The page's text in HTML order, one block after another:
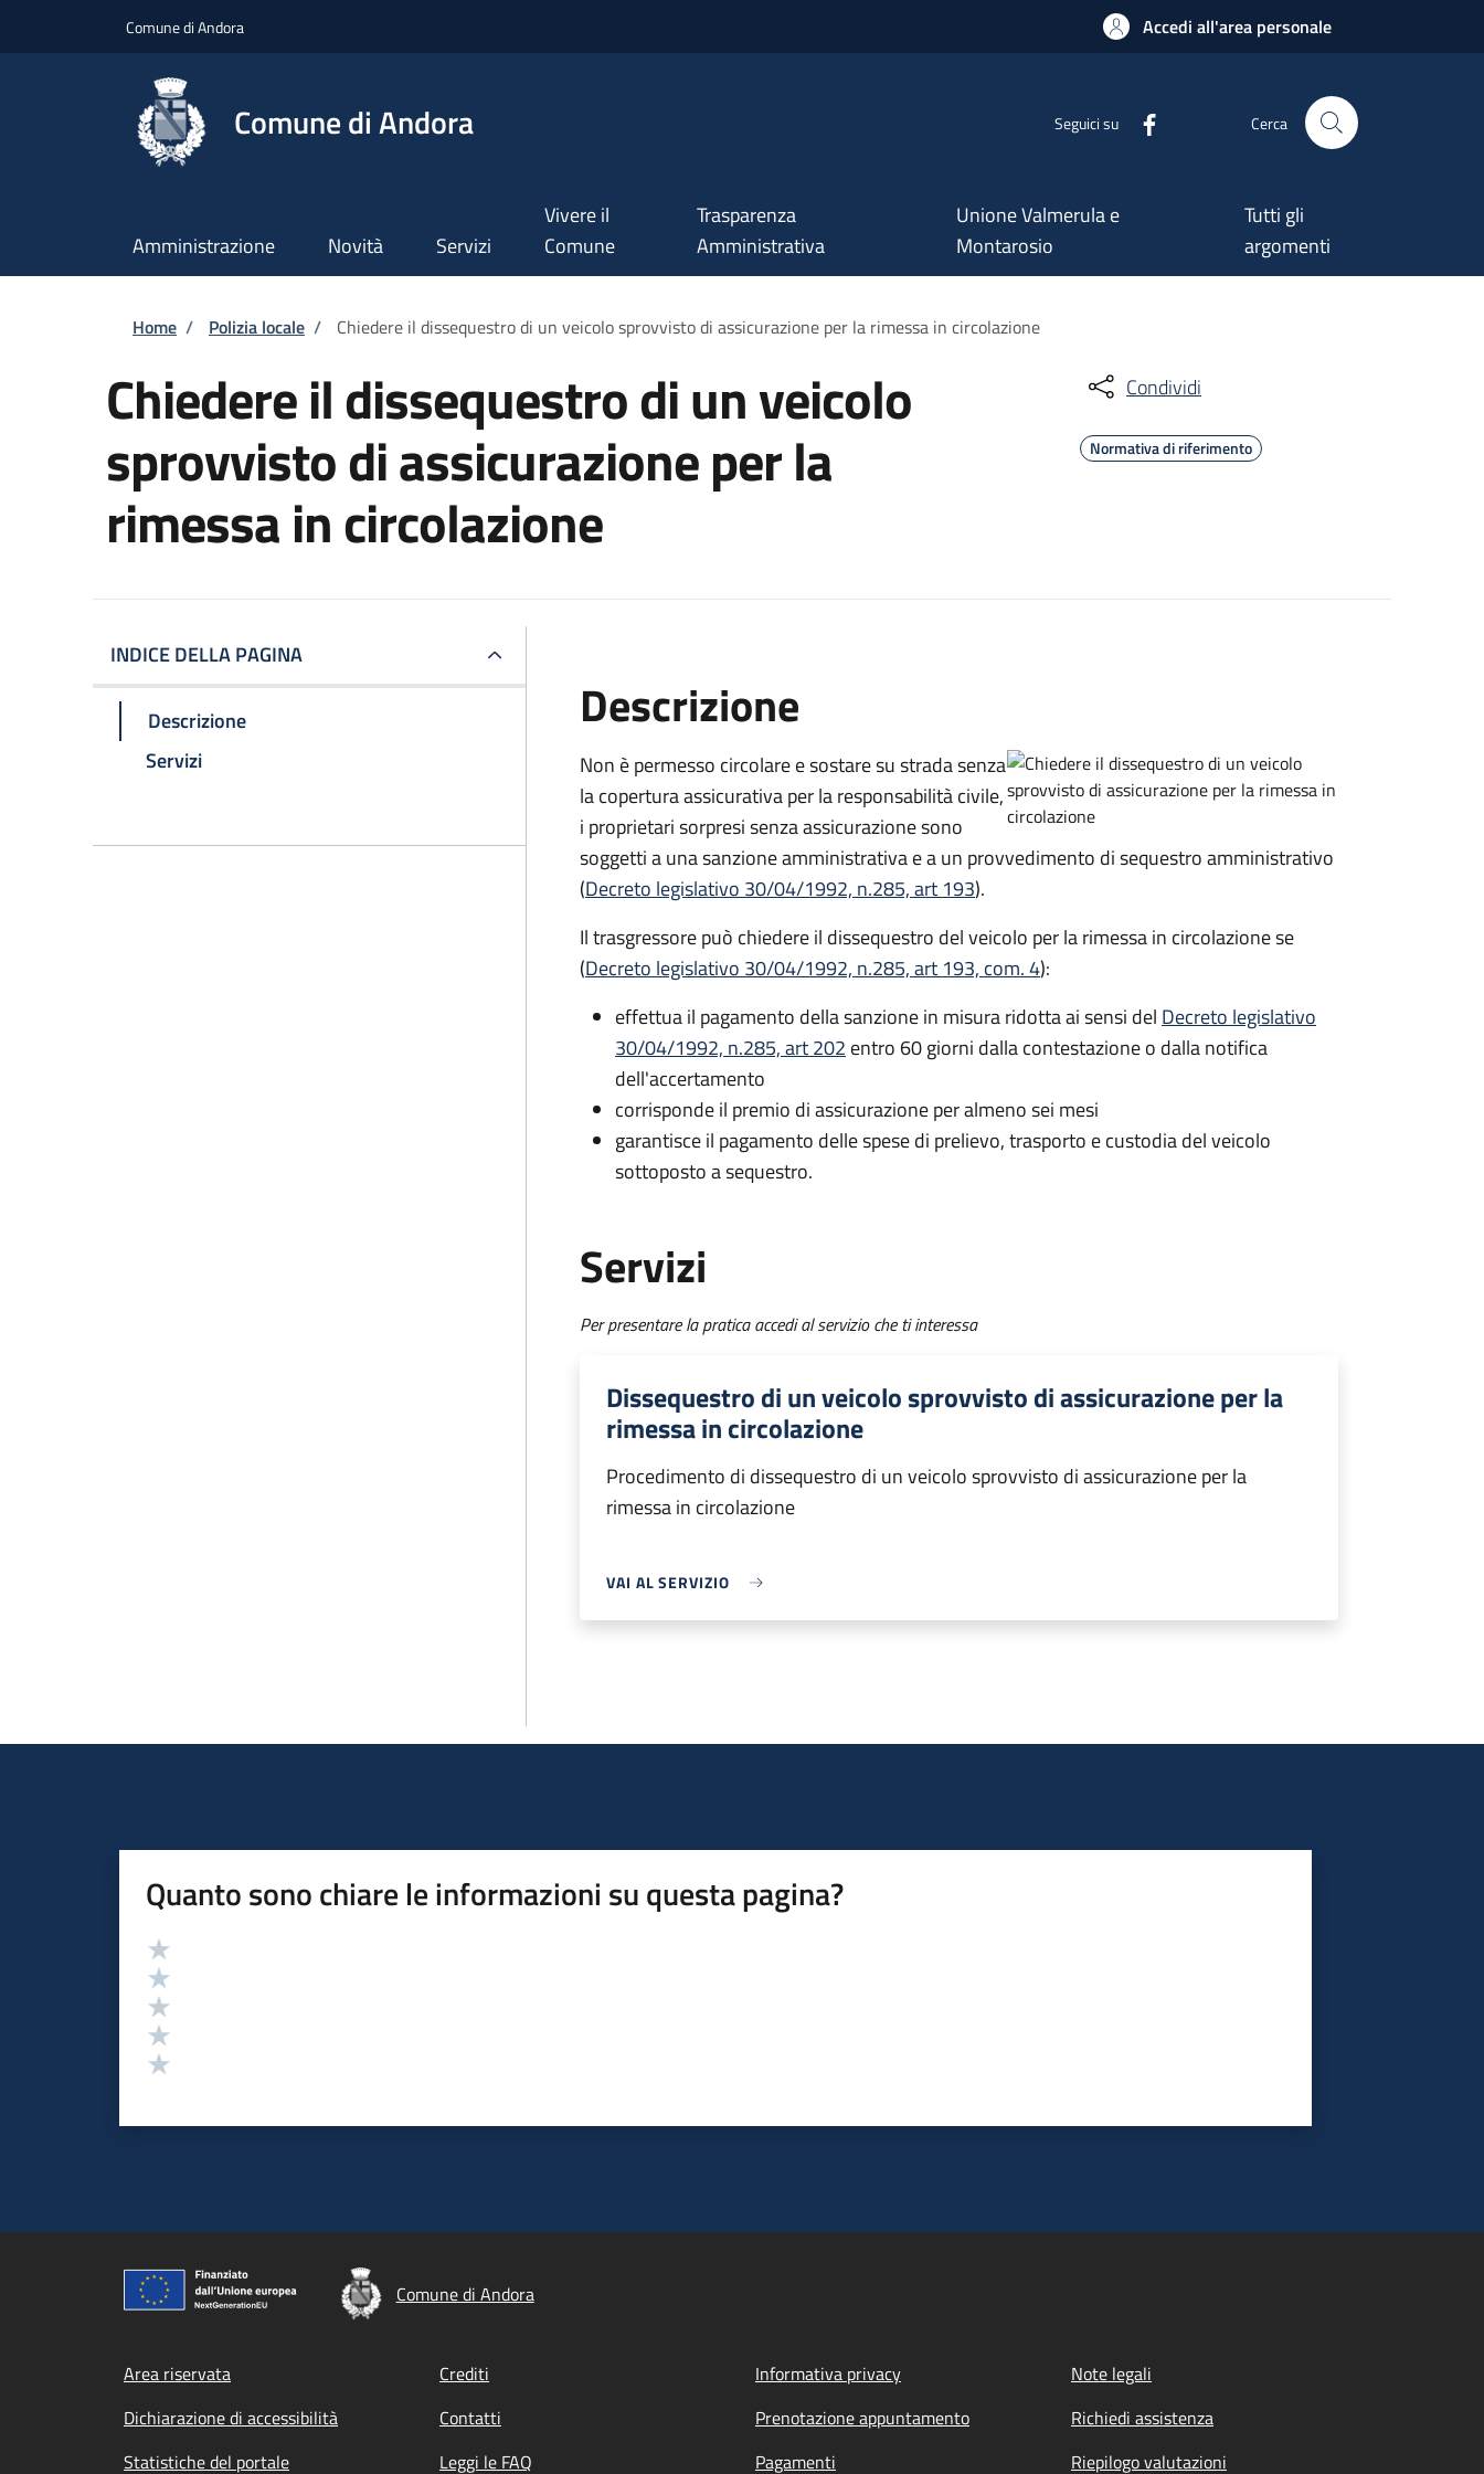
Comune di Andora Accedi all'area personale
Comune di Andora Seguici su Cerca
Amministrazione Novità Servizi
Vivere il
Comune
Trasparenza
Amministrativa
Unione Valmerula e
Montarosio
Tutti gli
argomenti
Briciole di pane
Home / Polizia locale / Chiedere il dissequestro di un veicolo sprovvisto di assicurazione per la rimessa in circolazione
Chiedere il dissequestro di un veicolo
sprovvisto di assicurazione per la
rimessa in circolazione
Condividi
Normativa di riferimento
INDICE DELLA PAGINA
Descrizione
Servizi
Descrizione
Non è permesso circolare e sostare su strada senza
la copertura assicurativa per la responsabilità civile,
i proprietari sorpresi senza assicurazione sono
soggetti a una sanzione amministrativa e a un provvedimento di sequestro amministrativo
(Decreto legislativo 30/04/1992, n.285, art 193).
Il trasgressore può chiedere il dissequestro del veicolo per la rimessa in circolazione se
(Decreto legislativo 30/04/1992, n.285, art 193, com. 4):
effettua il pagamento della sanzione in misura ridotta ai sensi del Decreto legislativo
30/04/1992, n.285, art 202 entro 60 giorni dalla contestazione o dalla notifica
dell'accertamento
corrisponde il premio di assicurazione per almeno sei mesi
garantisce il pagamento delle spese di prelievo, trasporto e custodia del veicolo
sottoposto a sequestro.
Servizi
Per presentare la pratica accedi al servizio che ti interessa
Dissequestro di un veicolo sprovvisto di assicurazione per la
rimessa in circolazione
Procedimento di dissequestro di un veicolo sprovvisto di assicurazione per la
rimessa in circolazione
VAI AL SERVIZIO
Quanto sono chiare le informazioni su questa pagina?
Valutazione
Comune di Andora
Footer menu
Area riservata Crediti Informativa privacy
Note legali
Dichiarazione di accessibilità
Contatti Prenotazione appuntamento
Richiedi assistenza
Statistiche del portale
Leggi le FAQ Pagamenti Riepilogo valutazioni